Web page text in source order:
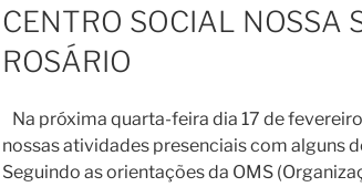
CENTRO SOCIAL NOSSA
ROSÁRIO
Na próxima quarta-feira dia 17 de
nossas atividades presenciais com alguns
Seguindo as orientações da OMS